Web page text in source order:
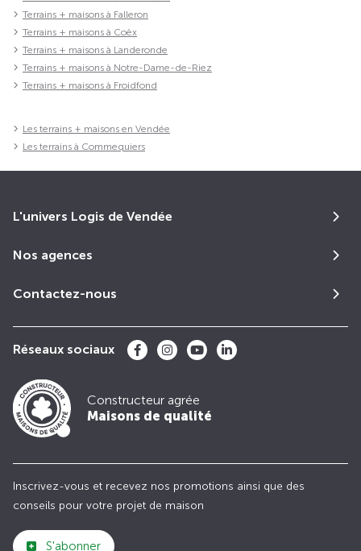
Terrains + maisons à Falleron
Terrains + maisons à Coëx
Terrains + maisons à Landeronde
Terrains + maisons à Notre-Dame-de-Riez
Terrains + maisons à Froidfond
Les terrains + maisons en Vendée
Les terrains à Commequiers
L'univers Logis de Vendée
Nos agences
Contactez-nous
Réseaux sociaux
Constructeur agrée
Maisons de qualité
Inscrivez-vous et recevez nos promotions ainsi que des
conseils pour votre projet de maison
S'abonner